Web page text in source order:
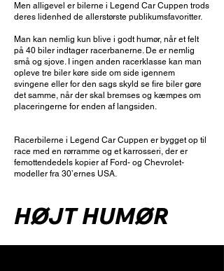
Men alligevel er bilerne i Legend Car Cuppen trods
deres lidenhed de allerstørste publikumsfavoritter.
Man kan nemlig kun blive i godt humør, når et felt
på 40 biler indtager racerbanerne. De er nemlig
små og sjove. I ingen anden racerklasse kan man
opleve tre biler køre side om side igennem
svingene eller for den sags skyld se fire biler gøre
det samme, når der skal bremses og kæmpes om
placeringerne for enden af langsiden.
Racerbilerne i Legend Car Cuppen er bygget op til
race med en rørramme og et karrosseri, der er
femottendedels kopier af Ford- og Chevrolet-
modeller fra 30’ernes USA.
HØJT HUMØR